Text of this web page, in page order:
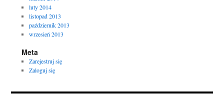
luty 2014
listopad 2013
październik 2013
wrzesień 2013
Meta
Zarejestruj się
Zaloguj się